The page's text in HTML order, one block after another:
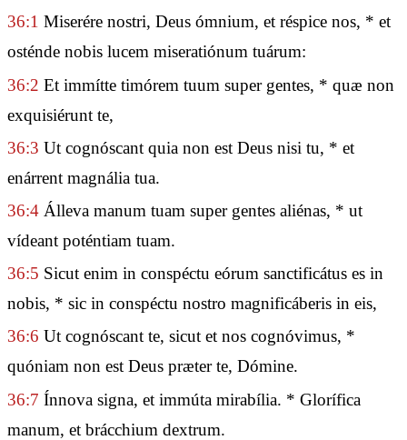
36:1 Miserére nostri, Deus ómnium, et réspice nos, * et
osténde nobis lucem miseratiónum tuárum:
36:2 Et immítte timórem tuum super gentes, * quæ non
exquisiérunt te,
36:3 Ut cognóscant quia non est Deus nisi tu, * et
enárrent magnália tua.
36:4 Álleva manum tuam super gentes aliénas, * ut
vídeant poténtiam tuam.
36:5 Sicut enim in conspéctu eórum sanctificátus es in
nobis, * sic in conspéctu nostro magnificáberis in eis,
36:6 Ut cognóscant te, sicut et nos cognóvimus, *
quóniam non est Deus præter te, Dómine.
36:7 Ínnova signa, et immúta mirabília. * Glorífica
manum, et brácchium dextrum.